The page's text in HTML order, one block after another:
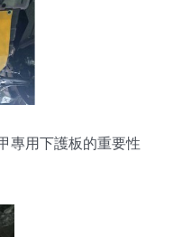
專用下護板的重要性